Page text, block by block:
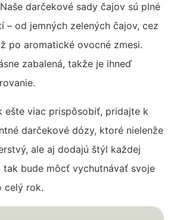
darčekové sady čajov sú plné
– od jemných zelených čajov, cez
po aromatické ovocné zmesi.
zabalená, takže je ihneď
ešte viac prispôsobiť, pridajte k
darčekové dózy, ktoré nielenže
ale aj dodajú štýl každej
tak bude môcť vychutnávať svoje
celý rok.